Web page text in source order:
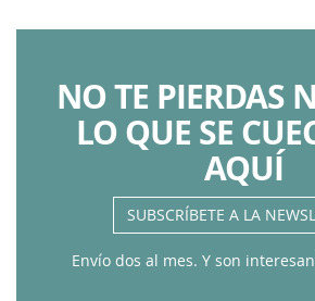
NO TE PIERDAS
LO QUE SE
AQUÍ
SUBSCRÍBETE A LA
Envío dos al mes. Y son